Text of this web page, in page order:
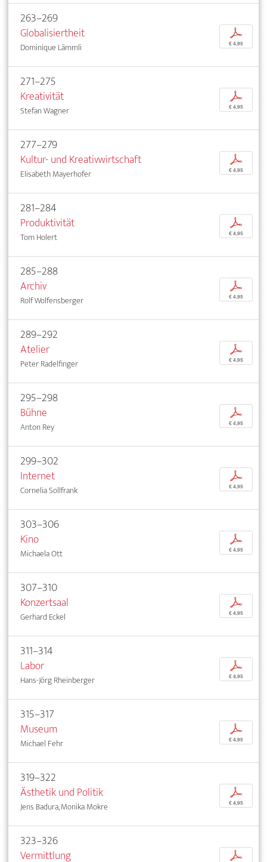
263–269
Globalisiertheit
Dominique Lämmli
p
€ 4,95
271–275
Kreativität
Stefan Wagner
p
€ 4,95
277–279
Kultur- und Kreativwirtschaft
Elisabeth Mayerhofer
p
€ 4,95
281–284
Produktivität
Tom Holert
p
€ 4,95
285–288
Archiv
Rolf Wolfensberger
p
€ 4,95
289–292
Atelier
Peter Radelfinger
p
€ 4,95
295–298
Bühne
Anton Rey
p
€ 4,95
299–302
Internet
Cornelia Sollfrank
p
€ 4,95
303–306
Kino
Michaela Ott
p
€ 4,95
307–310
Konzertsaal
Gerhard Eckel
p
€ 4,95
311–314
Labor
Hans-Jörg Rheinberger
p
€ 4,95
315–317
Museum
Michael Fehr
p
€ 4,95
319–322
Ästhetik und Politik
Jens Badura, Monika Mokre
p
€ 4,95
323–326
Vermittlung
p